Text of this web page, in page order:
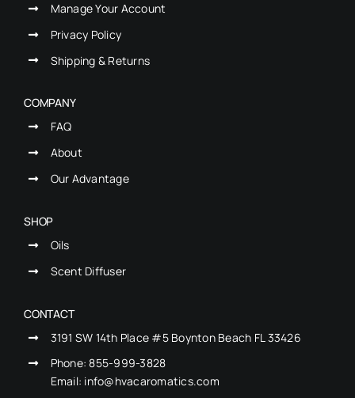
Manage Your Account
Privacy Policy
Shipping & Returns
COMPANY
FAQ
About
Our Advantage
SHOP
Oils
Scent Diffuser
CONTACT
3191 SW 14th Place #5 Boynton Beach FL 33426
Phone: 855-999-3828
Email: info@hvacaromatics.com